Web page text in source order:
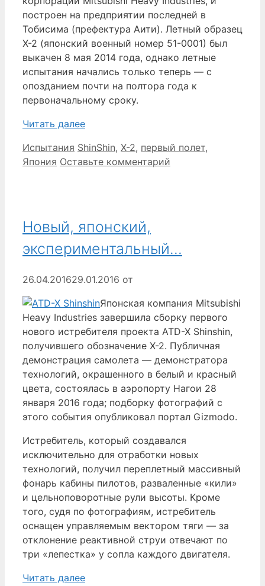
построен на предприятии последней в
Тобисима (префектура Аити). Летный образец
Х-2 (японский военный номер 51-0001) был
выкачен 8 мая 2014 года, однако летные
испытания начались только теперь — с
опозданием почти на полтора года к
первоначальному сроку.
Читать далее
Рубрики
Испытания Метки
ShinShin, X-2, первый полет,
Япония Оставьте комментарий
Новый, японский,
экспериментальный…
26.04.201629.01.2016 от
Японская компания Mitsubishi
Heavy Industries завершила сборку первого
нового истребителя проекта ATD-X Shinshin,
получившего обозначение X-2. Публичная
демонстрация самолета — демонстратора
технологий, окрашенного в белый и красный
цвета, состоялась в аэропорту Нагои 28
января 2016 года; подборку фотографий с
этого события опубликовал портал Gizmodo.
Истребитель, который создавался
исключительно для отработки новых
технологий, получил переплетный массивный
фонарь кабины пилотов, разваленные «кили»
и цельноповоротные рули высоты. Кроме
того, судя по фотографиям, истребитель
оснащен управляемым вектором тяги — за
отклонение реактивной струи отвечают по
три «лепестка» у сопла каждого двигателя.
Читать далее